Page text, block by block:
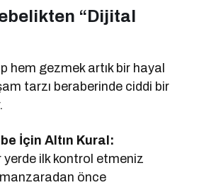
“Dijital
hem gezmek artık bir hayal
tarzı beraberinde ciddi bir
İçin Altın Kural:
ilk kontrol etmeniz
önce